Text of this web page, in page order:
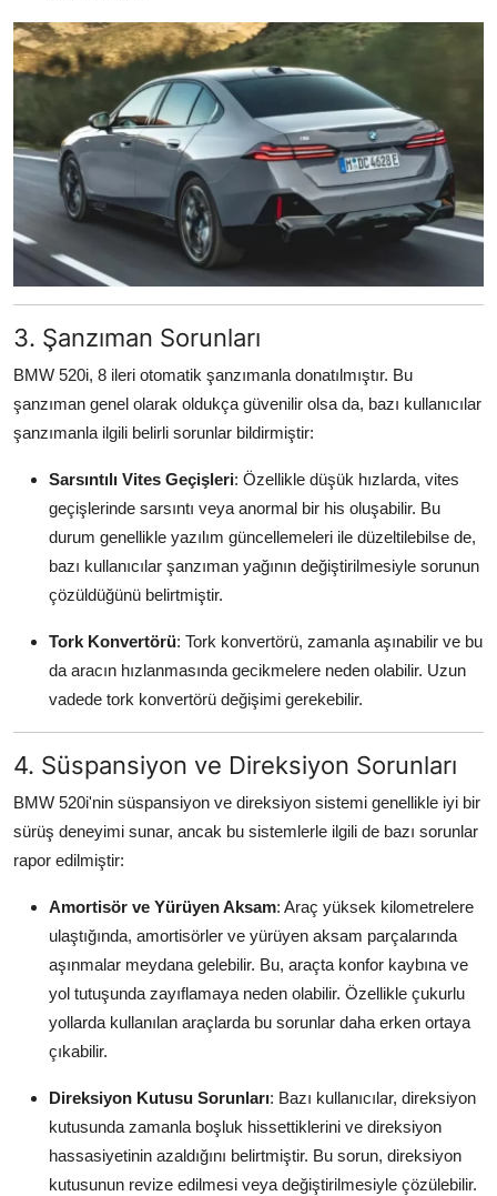
3. Şanzıman Sorunları
BMW 520i, 8 ileri otomatik şanzımanla donatılmıştır. Bu
şanzıman genel olarak oldukça güvenilir olsa da, bazı kullanıcılar
şanzımanla ilgili belirli sorunlar bildirmiştir:
Sarsıntılı Vites Geçişleri: Özellikle düşük hızlarda, vites
geçişlerinde sarsıntı veya anormal bir his oluşabilir. Bu
durum genellikle yazılım güncellemeleri ile düzeltilebilse de,
bazı kullanıcılar şanzıman yağının değiştirilmesiyle sorunun
çözüldüğünü belirtmiştir.
Tork Konvertörü: Tork konvertörü, zamanla aşınabilir ve bu
da aracın hızlanmasında gecikmelere neden olabilir. Uzun
vadede tork konvertörü değişimi gerekebilir.
4. Süspansiyon ve Direksiyon Sorunları
BMW 520i'nin süspansiyon ve direksiyon sistemi genellikle iyi bir
sürüş deneyimi sunar, ancak bu sistemlerle ilgili de bazı sorunlar
rapor edilmiştir:
Amortisör ve Yürüyen Aksam: Araç yüksek kilometrelere
ulaştığında, amortisörler ve yürüyen aksam parçalarında
aşınmalar meydana gelebilir. Bu, araçta konfor kaybına ve
yol tutuşunda zayıflamaya neden olabilir. Özellikle çukurlu
yollarda kullanılan araçlarda bu sorunlar daha erken ortaya
çıkabilir.
Direksiyon Kutusu Sorunları: Bazı kullanıcılar, direksiyon
kutusunda zamanla boşluk hissettiklerini ve direksiyon
hassasiyetinin azaldığını belirtmiştir. Bu sorun, direksiyon
kutusunun revize edilmesi veya değiştirilmesiyle çözülebilir.